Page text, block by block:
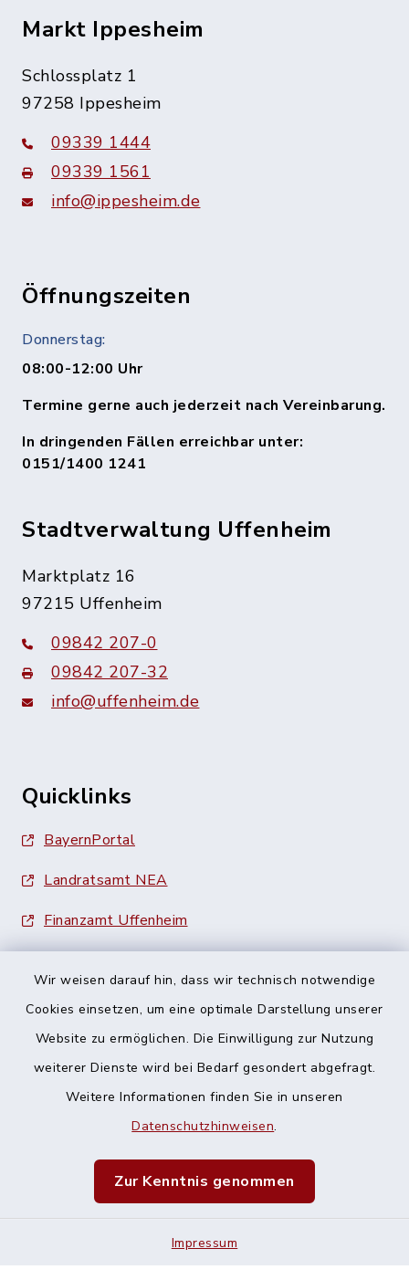
Wir weisen darauf hin, dass wir technisch notwendige
Cookies einsetzen, um eine optimale Darstellung unserer
Website zu ermöglichen. Die Einwilligung zur Nutzung
weiterer Dienste wird bei Bedarf gesondert abgefragt.
Weitere Informationen finden Sie in unseren
Datenschutzhinweisen.
Zur Kenntnis genommen
Impressum
Markt Ippesheim
Schlossplatz 1
97258 Ippesheim
09339 1444
09339 1561
info@ippesheim.de
Öffnungszeiten
Donnerstag:
08:00-12:00 Uhr
Termine gerne auch jederzeit nach Vereinbarung.
In dringenden Fällen erreichbar unter:
0151/1400 1241
Stadtverwaltung Uffenheim
Marktplatz 16
97215 Uffenheim
09842 207-0
09842 207-32
info@uffenheim.de
Quicklinks
BayernPortal
Landratsamt NEA
Finanzamt Uffenheim
Barrierefreiheit
Impressum
Sitemap